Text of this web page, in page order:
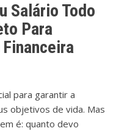
Salário Todo
Para
para garantir a
objetivos de vida. Mas
é: quanto devo